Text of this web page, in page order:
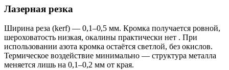
Лазерная резка
Ширина реза (kerf) — 0,1–0,5 мм. Кромка получается ровной,
шероховатость низкая, окалины практически нет . При
использовании азота кромка остаётся светлой, без окислов.
Термическое воздействие минимально — структура металла
меняется лишь на 0,1–0,2 мм от края.